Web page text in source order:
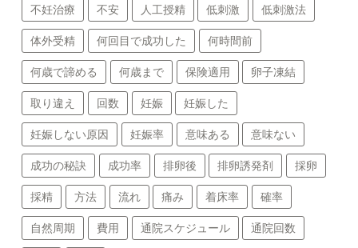
不妊治療 不安 人工授精 低刺激 低刺激法
体外受精 何回目で成功した 何時間前
何歳で諦める 何歳まで 保険適用 卵子凍結
取り違え 回数 妊娠 妊娠した
妊娠しない原因 妊娠率 意味ある 意味ない
成功の秘訣 成功率 排卵後 排卵誘発剤 採卵
採精 方法 流れ 痛み 着床率 確率
自然周期 費用 通院スケジュール 通院回数